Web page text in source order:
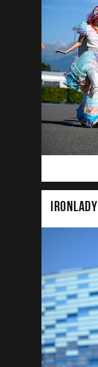
IRONLADY